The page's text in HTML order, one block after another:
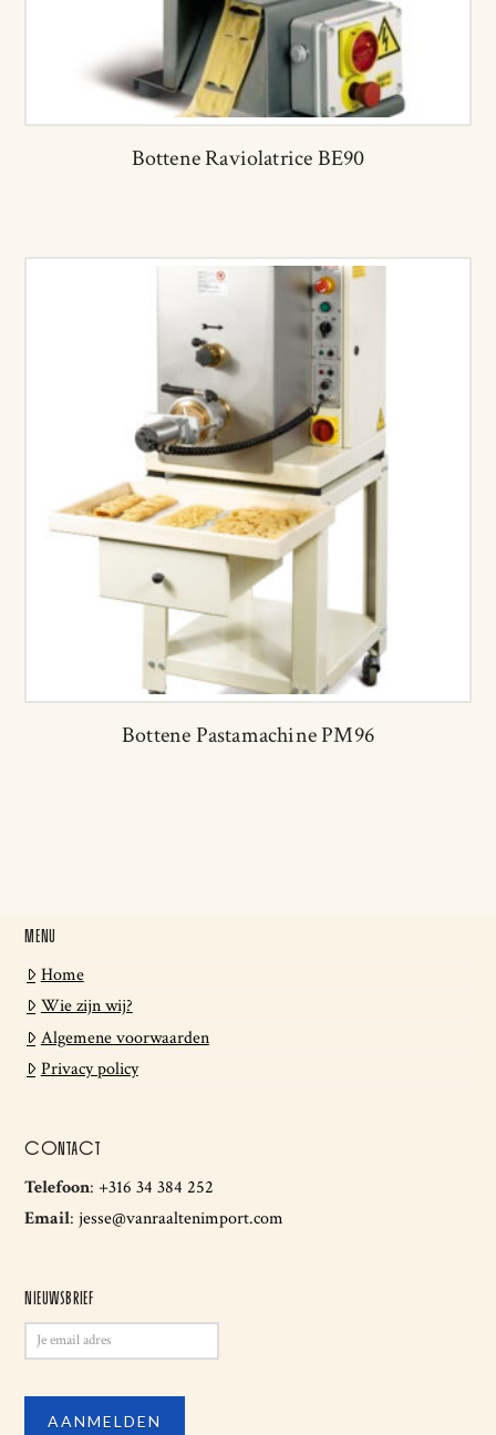
Bottene Raviolatrice BE90
Bottene Pastamachine PM96
MENU
Home
Wie zijn wij?
Algemene voorwaarden
Privacy policy
CONTACT
Telefoon: +316 34 384 252
Email:jesse@vanraaltenimport.com
NIEUWSBRIEF